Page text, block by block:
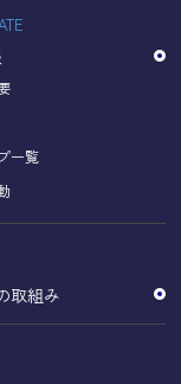
sites?
せ窓口
一覧
取組み